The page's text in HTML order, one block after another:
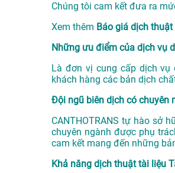
Chúng tôi cam kết đưa ra
Xem thêm Báo giá dịch
Những ưu điểm của dịch vụ
Là đơn vị cung cấp dịch vụ
khách hàng các bản dịch
Đội ngũ biên dịch có chuyên
CANTHOTRANS tự hào sở
chuyên ngành được phụ
cam kết mang đến những
Khả năng dịch thuật tài liệu